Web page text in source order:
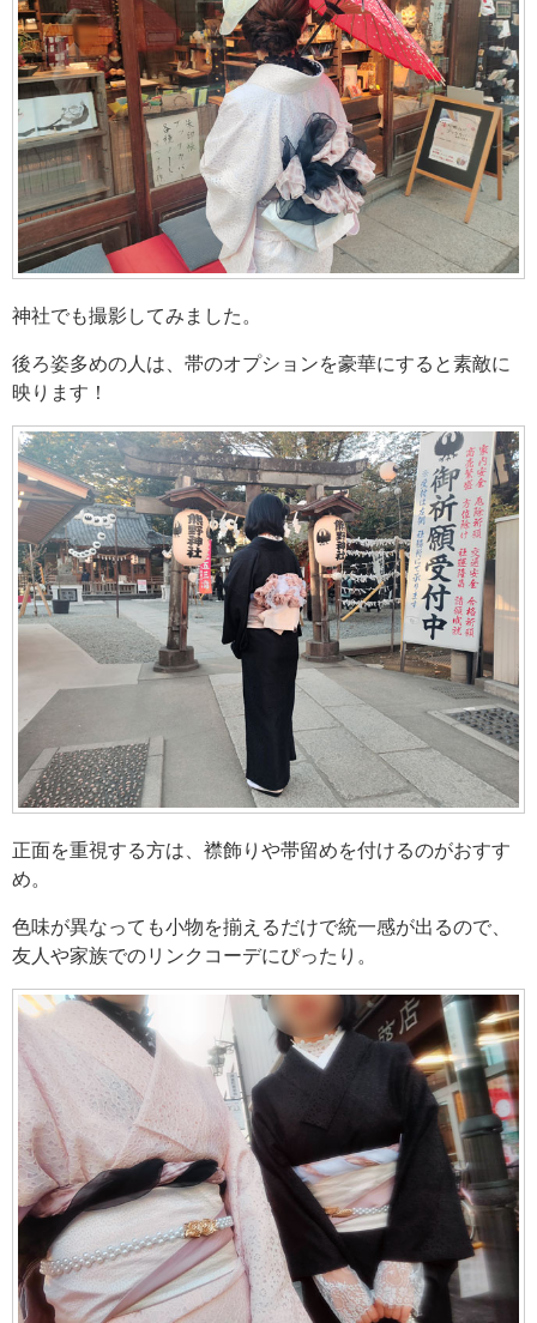
神社でも撮影してみました。
後ろ姿多めの人は、帯のオプションを豪華にすると素敵に
映ります！
正面を重視する方は、襟飾りや帯留めを付けるのがおすす
め。
色味が異なっても小物を揃えるだけで統一感が出るので、
友人や家族でのリンクコーデにぴったり。